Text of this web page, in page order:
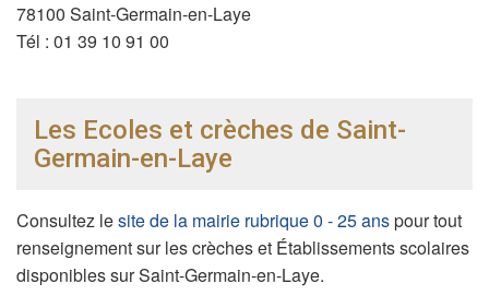
78100 Saint-Germain-en-Laye
Tél : 01 39 10 91 00
Les Ecoles et crèches de Saint-
Germain-en-Laye
Consultez lesite de la mairie rubrique 0 - 25 anspour tout
renseignement sur les crèches et Établissements scolaires
disponibles sur Saint-Germain-en-Laye.